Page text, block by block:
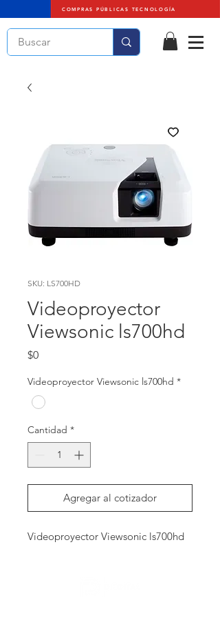
COMPRAS PÚBLICAS TECNOLOGÍA
SKU: LS700HD
Videoproyector
Viewsonic ls700hd
$0Precio
Videoproyector Viewsonic ls700hd *
Cantidad *
Agregar al cotizador
Videoproyector Viewsonic ls700hd